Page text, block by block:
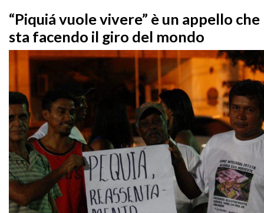
“Piquiá vuole vivere” è un appello che
sta facendo il giro del mondo